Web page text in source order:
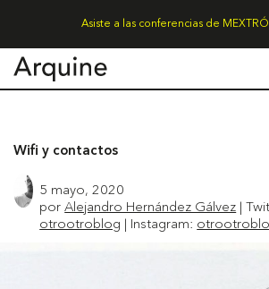
Asiste a las conferencias de
Wifi y contactos
5 mayo, 2020
porAlejandro Hernández Gálvez |
otrootroblog | Instagram: